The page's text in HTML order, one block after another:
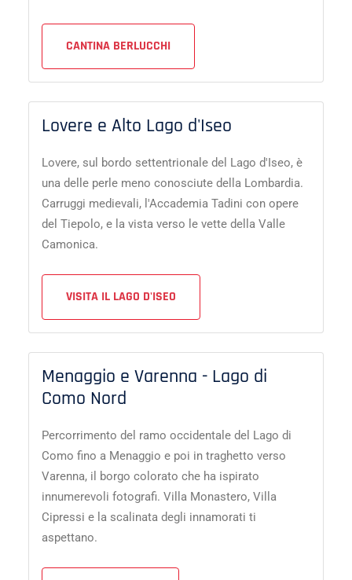
CANTINA BERLUCCHI
Lovere e Alto Lago d'Iseo
Lovere, sul bordo settentrionale del Lago d'Iseo, è
una delle perle meno conosciute della Lombardia.
Carruggi medievali, l'Accademia Tadini con opere
del Tiepolo, e la vista verso le vette della Valle
Camonica.
VISITA IL LAGO D'ISEO
Menaggio e Varenna - Lago di
Como Nord
Percorrimento del ramo occidentale del Lago di
Como fino a Menaggio e poi in traghetto verso
Varenna, il borgo colorato che ha ispirato
innumerevoli fotografi. Villa Monastero, Villa
Cipressi e la scalinata degli innamorati ti
aspettano.